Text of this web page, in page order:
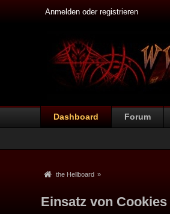
Anmelden oder registrieren
Dashboard Forum
the Hellboard »
Einsatz von Cookies